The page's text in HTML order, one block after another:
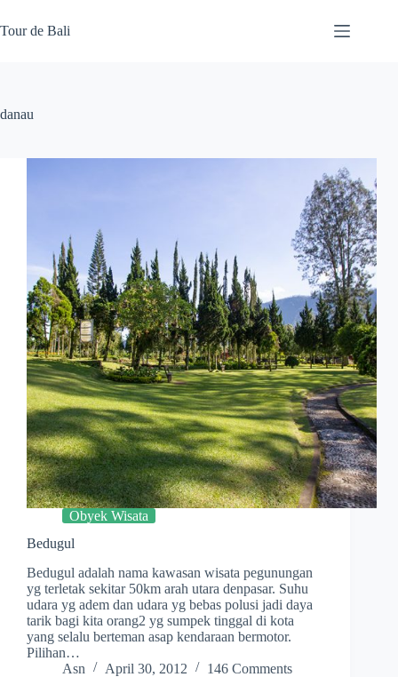
to
content
Tour de Bali
danau
Obyek Wisata
Bedugul
Bedugul adalah nama kawasan wisata pegunungan
yg terletak sekitar 50km arah utara denpasar. Suhu
udara yg adem dan udara yg bebas polusi jadi daya
tarik bagi kita orang2 yg sumpek tinggal di kota
yang selalu berteman asap kendaraan bermotor.
Pilihan…
Asn
April 30, 2012 146 Comments